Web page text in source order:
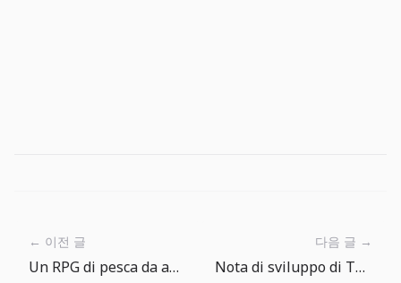
← 이전 글
Un RPG di pesca da aprire quando ti annoi
다음 글 →
Nota di sviluppo di The Big One: i luoghi di pesca creano prima l’atmosfera